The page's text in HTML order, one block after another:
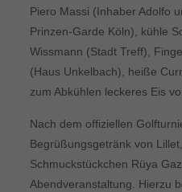
Piero Massi (Inhaber Adolfo
Prinzen-Garde Köln), kühle
Wissmann (Stadt Treff),
(Haus Unkelbach), heiße
zum Abkühlen leckeres Eis
Nach dem offiziellen
Begrüßungsgetränk von
Schmuckstückchen Rüya
Abendveranstaltung. Hierzu